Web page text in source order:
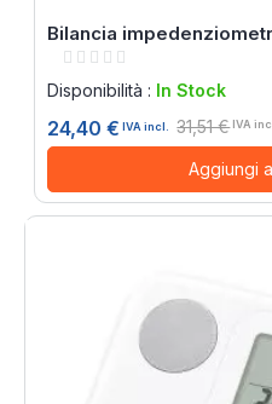
Bilancia
Rating:
Disponibilità : In Stock
24,40 € IVA incl. 31,51 € IVA
Aggiungi